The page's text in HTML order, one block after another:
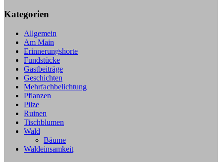
Kategorien
Allgemein
Am Main
Erinnerungshorte
Fundstücke
Gastbeiträge
Geschichten
Mehrfachbelichtung
Pflanzen
Pilze
Ruinen
Tischblumen
Wald
Bäume
Waldeinsamkeit